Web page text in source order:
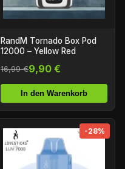
RandM Tornado Box Pod
12000 – Yellow Red
16,99 €9,90 €
In den Warenkorb
-28%